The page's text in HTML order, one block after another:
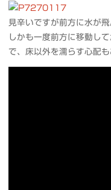
見辛いですが前方に水が飛
しかも一度前方に移動し
で、床以外を濡らす心配も